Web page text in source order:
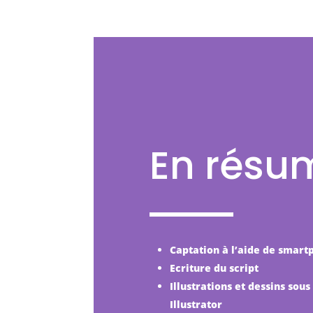
En
Captation à l’aide de
Ecriture du script
Illustrations et dessins sous
Illustrator